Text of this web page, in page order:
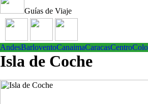
Guías de Viaje
AndesBarloventoCanaimaCaracasCentro
Isla de Coche